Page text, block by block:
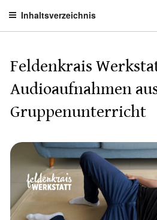
Inhaltsverzeichnis
Feldenkrais
Audioaufnahmen
Gruppenunterricht